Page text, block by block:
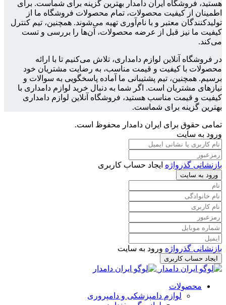
هستید، فروشگاه ایران دامدار بهترین گزینه برای شماست. برای
اطمینان از کیفیت محصولات، تمام محصولات فروشگاه ما از
تولیدکنندگان معتبر و با نام‌آوری تهیه می‌شوند. همچنین، تیم کنترل
کیفیت ما نیز قبل از عرضه محصولات، آن‌ها را بررسی و تست
می‌کند.
در فروشگاه آنلاین لوازم دامداری، تلاش می‌کنیم تا با ارائه
محصولات با کیفیت و قیمت مناسب، به رضایت مشتریان خود
برسیم. همچنین، تیم پشتیبانی ما آماده پاسخگویی به سوالات و
نیازهای مشتریان است. اگر شما به دنبال خرید لوازم دامداری با
کیفیت و قیمت مناسب هستید، فروشگاه آنلاین لوازم دامداری
بهترین گزینه برای شماست.
تمامی حقوق برای ایران دامدار محفوظ است.
ورود به سایت
بازنشانی گذرواژه ایجاد حساب کاربری
ورود به سایت
بازنشانی گذرواژه ورود به سایت
ایجاد حساب کاربری
محصولات
لوازم دامپزشکی و دامپروری